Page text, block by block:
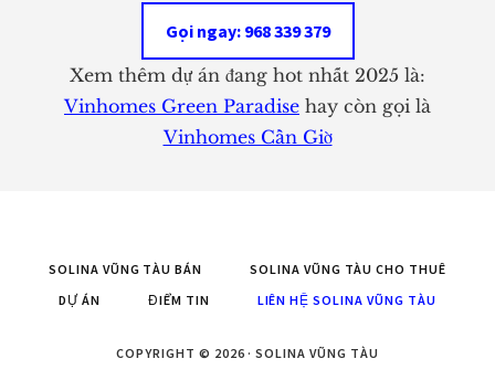
Gọi ngay: 968 339 379
Xem thêm dự án đang hot nhất 2025 là:
Vinhomes Green Paradise hay còn gọi là
Vinhomes Cần Giờ
SOLINA VŨNG TÀU BÁN
SOLINA VŨNG TÀU CHO THUÊ
DỰ ÁN
ĐIỂM TIN LIÊN HỆ SOLINA VŨNG TÀU
COPYRIGHT © 2026 · SOLINA VŨNG TÀU